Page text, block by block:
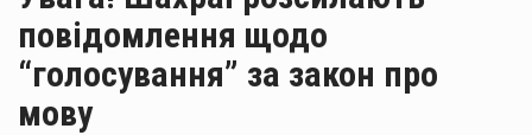
повідомлення щодо
“голосування” за закон про
мову